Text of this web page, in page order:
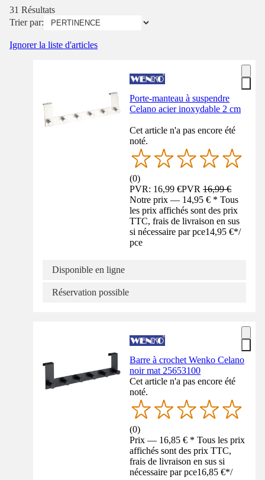
31 Résultats
Trier par:
Ignorer la liste d'articles
Porte-manteau à suspendre
Celano acier inoxydable 2 cm
Cet article n'a pas encore été
noté.
(0)
PVR: 16,99 €PVR16,99 €
Notre prix — 14,95 € * Tous
les prix affichés sont des prix
TTC, frais de livraison en sus
si nécessaire par pce14,95 €*/
pce
Disponible en ligne
Réservation possible
Barre à crochet Wenko Celano
noir mat 25653100
Cet article n'a pas encore été
noté.
(0)
Prix — 16,85 € * Tous les prix
affichés sont des prix TTC,
frais de livraison en sus si
nécessaire par pce16,85 €*/